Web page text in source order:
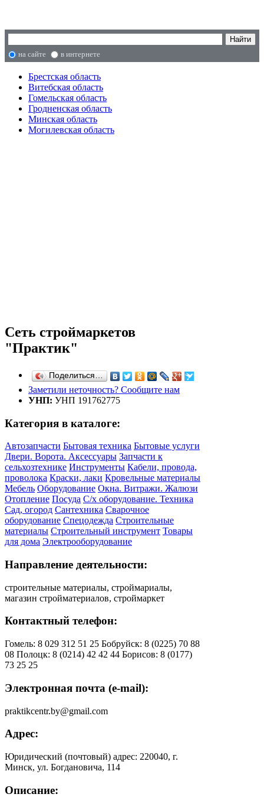
на сайте в интернете
Брестская область
Витебская область
Гомельская область
Гродненская область
Минская область
Могилевская область
Сеть строймаркетов
"Практик"
Поделиться…
Заметили неточность? Сообщите нам
УНП: УНП 191762775
Категория в каталоге:
Автозапчасти Бытовая техника Бытовые услуги
Двери. Ворота. Аксессуары Запчасти к
сельхозтехнике Инструменты Кабели, провода,
проволока Краски, лаки Кровельные материалы
Мебель Оборудование Окна. Витражи. Жалюзи
Отопление Посуда С/х оборудование. Техника
Сад, огород Сантехника Сварочное
оборудование Спецодежда Строительные
материалы Строительный инструмент Товары
для дома Электрооборудование
Направление деятельности:
строительные материалы, строймариалы,
магазин стройматериалов, строймаркет
Контактный телефон:
Гомель: 8 029 312 51 25 Бобруйск: 8 (0225) 70 88
08 Полоцк: 8 (0214) 42 42 44 Борисов: 8 (0177)
73 25 25
Электронная почта (e-mail):
praktikcentr.by@gmail.com
Адрес:
Юридический (почтовый) адрес: 220040, г.
Минск, ул. Богдановича, 114
Описание: